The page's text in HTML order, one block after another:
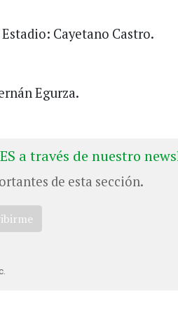
Cayetano Castro.
Egurza.
a través de nuestro
de esta sección.